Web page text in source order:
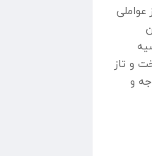
و تاز
و